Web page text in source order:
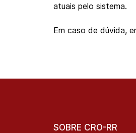
atuais pelo sistema.
Em caso de dúvida,
SOBRE CRO-RR